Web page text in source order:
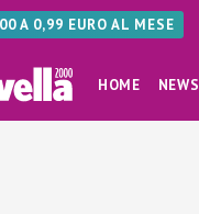
A 0,99 EURO AL MESE
HOME NEWS